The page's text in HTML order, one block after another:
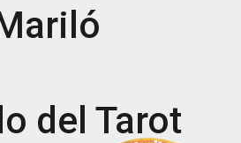
del Tarot